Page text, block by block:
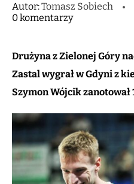
Autor:Tomasz Sobiech
0 komentarzy
Drużyna z Zielonej Góry
Zastal wygrał w Gdyni z
Szymon Wójcik